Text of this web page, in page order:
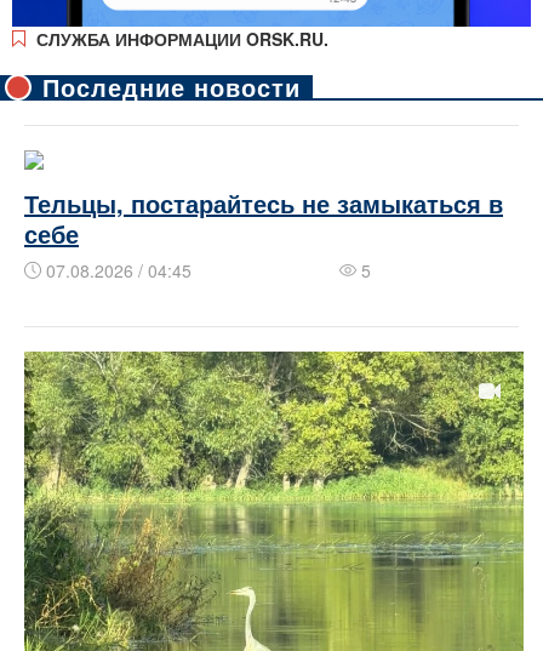
СЛУЖБА ИНФОРМАЦИИ ORSK.RU.
Последние новости
Тельцы, постарайтесь не замыкаться в
себе
07.08.2026 / 04:45 5